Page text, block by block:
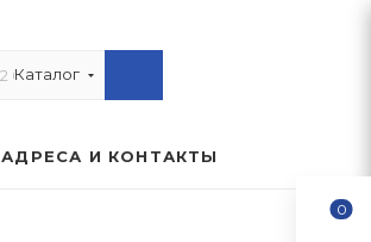
Каталог
АДРЕСА И КОНТАКТЫ
0